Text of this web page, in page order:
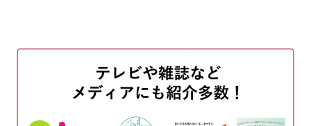
フレンチラインを作る
フレンチラインにホロをのせる